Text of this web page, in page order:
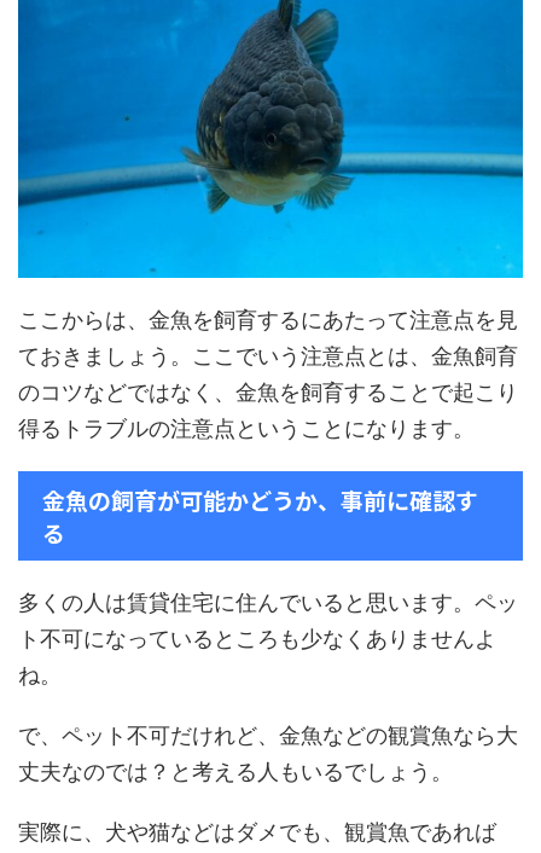
ここからは、金魚を飼育するにあたって注意点を見
ておきましょう。ここでいう注意点とは、金魚飼育
のコツなどではなく、金魚を飼育することで起こり
得るトラブルの注意点ということになります。
金魚の飼育が可能かどうか、事前に確認す
る
多くの人は賃貸住宅に住んでいると思います。ペッ
ト不可になっているところも少なくありませんよ
ね。
で、ペット不可だけれど、金魚などの観賞魚なら大
丈夫なのでは？と考える人もいるでしょう。
実際に、犬や猫などはダメでも、観賞魚であれば